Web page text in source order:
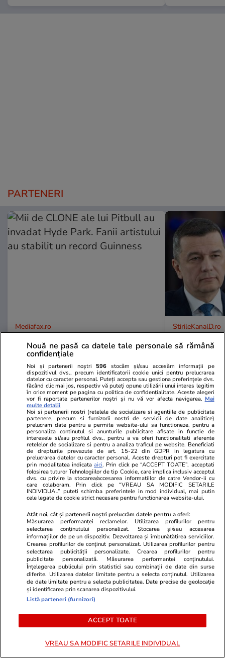
PARTENERI
Mediafax.ro
Mii de CLONE ale lui Pitbull au
invadat Hyde Park. Fanii artistului
au stabilit un record Guinness
StirileKanalD.ro
Sorin
lui Veștea
PROMO
Advertorial
Smart is the new chic: Cum ne
ajută tehnologia să ne reinventăm
Advertorial
Înscrie-te
voucher de
Nouă ne pasă ca datele tale personale să rămână
confidențiale
Noi și partenerii noștri 596 stocăm și/sau accesăm informații pe
dispozitivul dvs., precum identificatorii cookie unici pentru prelucrarea
datelor cu caracter personal. Puteți accepta sau gestiona preferințele dvs.
făcând clic mai jos, respectiv vă puteți opune utilizării unui interes legitim
în orice moment pe pagina cu politica de confidențialitate. Aceste alegeri
vor fi raportate partenerilor noștri și nu vă vor afecta navigarea. Mai
multe detalii
Noi si partenerii nostri (retelele de socializare si agentiile de publicitate
partenere, precum si furnizorii nostri de servicii de date analitice)
prelucram date pentru a permite website-ului sa functioneze, pentru a
personaliza continutul si anunturile publicitare afisate in functie de
interesele si/sau profilul dvs., pentru a va oferi functionalitati aferente
retelelor de socializare si pentru a analiza traficul pe website. Beneficiati
de drepturile prevazute de art. 15-22 din GDPR in legatura cu
prelucrarea datelor cu caracter personal. Aceste drepturi pot fi exercitate
prin modalitatea indicataaici. Prin click pe “ACCEPT TOATE”, acceptati
folosirea tuturor Tehnologiilor de tip Cookie, care implica inclusiv acceptul
dvs. cu privire la stocarea/accesarea informatiilor de catre Vendor-ii cu
care colaboram. Prin click pe “VREAU SA MODIFIC SETARILE
INDIVIDUAL” puteti schimba preferintele in mod individual, mai putin
cele legate de cookie strict necesare pentru functionarea website-ului.
Atât noi, cât și partenerii noștri prelucrăm datele pentru a oferi:
Măsurarea performanței reclamelor. Utilizarea profilurilor pentru
selectarea conținutului personalizat. Stocarea și/sau accesarea
informațiilor de pe un dispozitiv. Dezvoltarea și îmbunătățirea serviciilor.
Crearea profilurilor de conținut personalizat. Utilizarea profilurilor pentru
selectarea publicității personalizate. Crearea profilurilor pentru
publicitate personalizată. Măsurarea performanței conținutului.
Înțelegerea publicului prin statistici sau combinații de date din surse
diferite. Utilizarea datelor limitate pentru a selecta conținutul. Utilizarea
de date limitate pentru a selecta publicitatea. Date precise de geolocație
și identificarea prin scanarea dispozitivului.
Listă parteneri (furnizori)
ACCEPT TOATE
VREAU SA MODIFIC SETARILE INDIVIDUAL